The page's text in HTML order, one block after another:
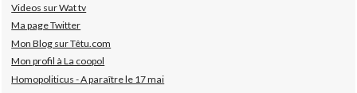
Videos sur Wat tv
Ma page Twitter
Mon Blog sur Têtu.com
Mon profil à La coopol
Homopoliticus - A paraître le 17 mai